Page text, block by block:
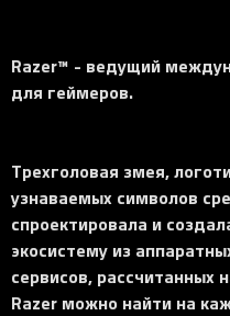
Razer™ - ведущий
для геймеров.
Трехголовая змея,
узнаваемых символов
спроектировала и
экосистему из
сервисов, рассчитанных
Razer можно найти на